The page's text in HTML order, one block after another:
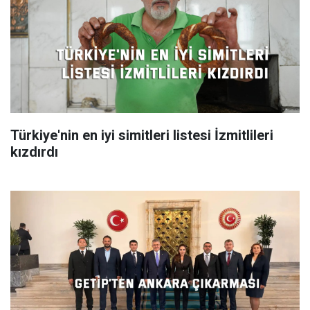
Türkiye'nin en iyi simitleri listesi İzmitlileri
kızdırdı